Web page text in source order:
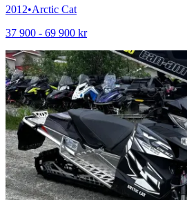
2012•Arctic Cat
37 900 - 69 900 kr